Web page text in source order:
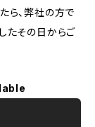
ら、弊社の方で
たその日からご